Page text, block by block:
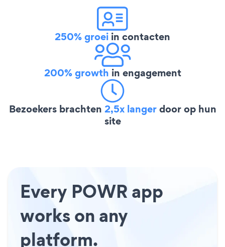
250% groei in contacten
200% growth in engagement
Bezoekers brachten 2,5x langerdoor op hun
site
Every POWR app
works on any
platform.